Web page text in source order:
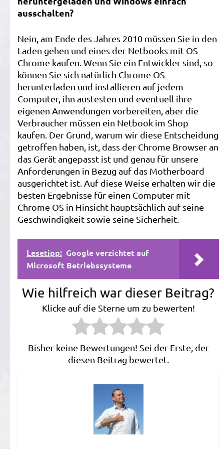
ausschalten?
Nein, am Ende des Jahres 2010 müssen Sie in den
Laden gehen und eines der Netbooks mit OS
Chrome kaufen. Wenn Sie ein Entwickler sind, so
können Sie sich natürlich Chrome OS
herunterladen und installieren auf jedem
Computer, ihn austesten und eventuell ihre
eigenen Anwendungen vorbereiten, aber die
Verbraucher müssen ein Netbook im Shop
kaufen. Der Grund, warum wir diese Entscheidung
getroffen haben, ist, dass der Chrome Browser an
das Gerät angepasst ist und genau für unsere
Anforderungen in Bezug auf das Motherboard
ausgerichtet ist. Auf diese Weise erhalten wir die
besten Ergebnisse für einen Computer mit
Chrome OS in Hinsicht hauptsächlich auf seine
Geschwindigkeit sowie seine Sicherheit.
Lesetipp: Google verzichtet auf
Microsoft Betriebssysteme
Wie hilfreich war dieser Beitrag?
Klicke auf die Sterne um zu bewerten!
Bisher keine Bewertungen! Sei der Erste, der
diesen Beitrag bewertet.